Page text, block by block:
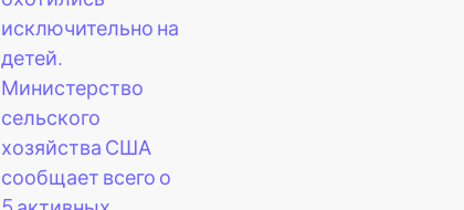
исключительно на
детей.
Министерство
сельского
хозяйства США
сообщает всего о